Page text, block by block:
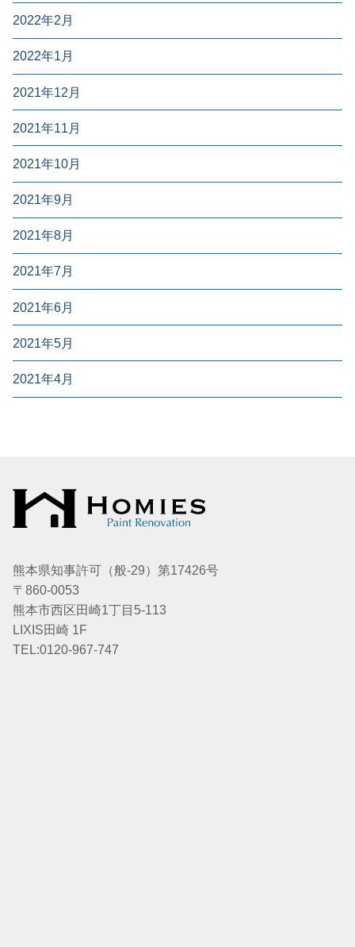
2022年2月
2022年1月
2021年12月
2021年11月
2021年10月
2021年9月
2021年8月
2021年7月
2021年6月
2021年5月
2021年4月
熊本県知事許可（般-29）第17426号
〒860-0053
熊本市西区田崎1丁目5-113
LIXIS田崎 1F
TEL:0120-967-747